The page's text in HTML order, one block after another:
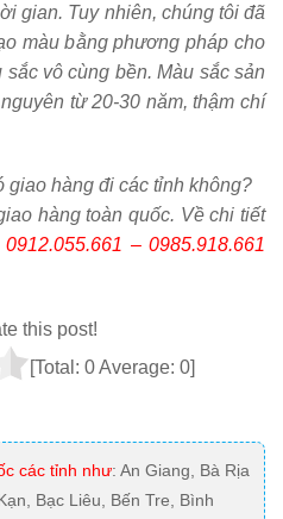
gian. Tuy nhiên, chúng tôi đã
màu bằng phương pháp cho
vô cùng bền. Màu sắc sản
từ 20-30 năm, thậm chí
hàng đi các tỉnh không?
hàng toàn quốc. Về chi tiết
– 0985.918.661
this post!
[Total: 0Average: 0]
các tỉnh như: An Giang, Bà Rịa
Bạc Liêu, Bến Tre, Bình